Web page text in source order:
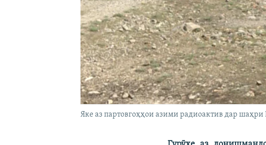
Яке аз партовгоҳҳои азими радиоактив дар шаҳри